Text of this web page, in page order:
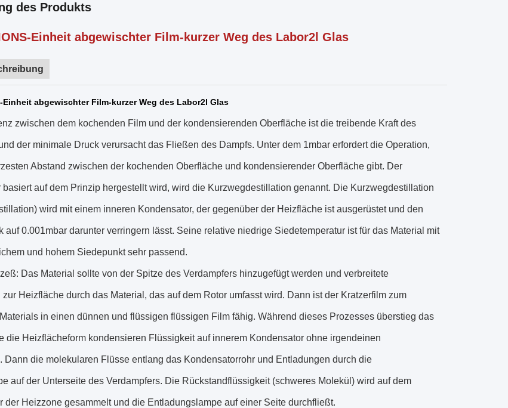
des Produkts
Einheit abgewischter Film-kurzer Weg des Labor2l Glas
Einheit abgewischter Film-kurzer Weg des Labor2l Glas
zwischen dem kochenden Film und der kondensierenden Oberfläche ist die treibende Kraft des
der minimale Druck verursacht das Fließen des Dampfs. Unter dem 1mbar erfordert die Operation,
Abstand zwischen der kochenden Oberfläche und kondensierender Oberfläche gibt. Der
basiert auf dem Prinzip hergestellt wird, wird die Kurzwegdestillation genannt. Die Kurzwegdestillation
wird mit einem inneren Kondensator, der gegenüber der Heizfläche ist ausgerüstet und den
auf 0.001mbar darunter verringern lässt. Seine relative niedrige Siedetemperatur ist für das Material mit
und hohem Siedepunkt sehr passend.
Das Material sollte von der Spitze des Verdampfers hinzugefügt werden und verbreitete
zur Heizfläche durch das Material, das auf dem Rotor umfasst wird. Dann ist der Kratzerfilm zum
in einen dünnen und flüssigen flüssigen Film fähig. Während dieses Prozesses überstieg das
die Heizflächeform kondensieren Flüssigkeit auf innerem Kondensator ohne irgendeinen
Dann die molekularen Flüsse entlang das Kondensatorrohr und Entladungen durch die
auf der Unterseite des Verdampfers. Die Rückstandflüssigkeit (schweres Molekül) wird auf dem
der Heizzone gesammelt und die Entladungslampe auf einer Seite durchfließt.